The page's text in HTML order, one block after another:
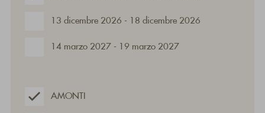
13 dicembre 2026 - 18 dicembre 2026
14 marzo 2027 - 19 marzo 2027
AMONTI